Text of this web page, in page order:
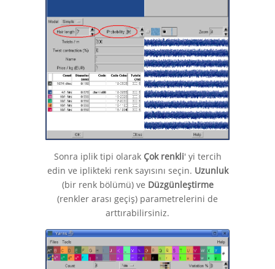
Sonra iplik tipi olarak Çok renkli' yi tercih
edin ve iplikteki renk sayısını seçin. Uzunluk
(bir renk bölümü) ve Düzgünleştirme
(renkler arası geçiş) parametrelerini de
arttırabilirsiniz.